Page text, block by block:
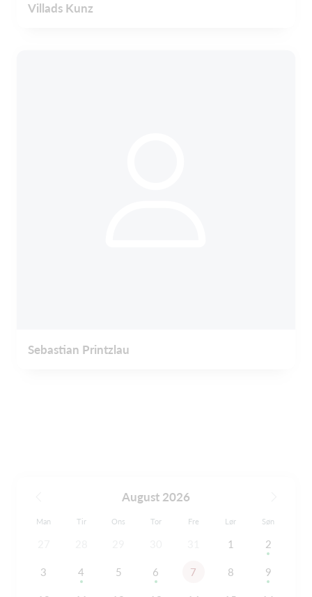
Villads Kunz
Sebastian Printzlau
August 2026
Man Tir Ons Tor Fre Lør Søn
1 2
3 4 5 6 7 8 9